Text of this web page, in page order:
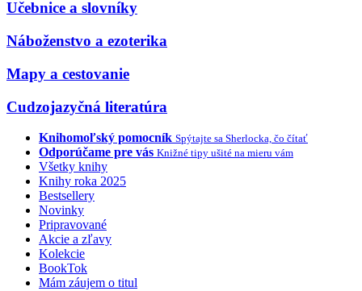
Učebnice a slovníky
Náboženstvo a ezoterika
Mapy a cestovanie
Cudzojazyčná literatúra
Knihomoľský pomocník Spýtajte sa Sherlocka, čo čítať
Odporúčame pre vás Knižné tipy ušité na mieru vám
Všetky knihy
Knihy roka 2025
Bestsellery
Novinky
Pripravované
Akcie a zľavy
Kolekcie
BookTok
Mám záujem o titul